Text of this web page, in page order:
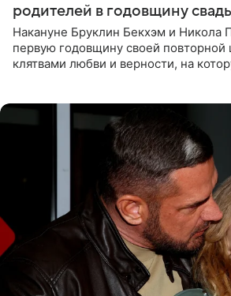
родителей в годовщину
Накануне Бруклин Бекхэм и Никола
первую годовщину своей
клятвами любви и верности, на